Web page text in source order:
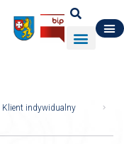
Klient indywidualny